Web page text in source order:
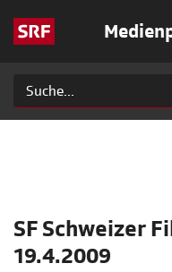
SF Schweizer
19.4.2009